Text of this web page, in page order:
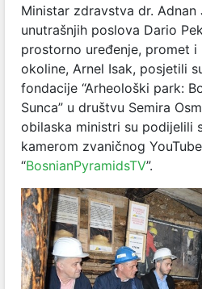
Ministar zdravstva dr. Adnan
unutrašnjih poslova Dario
prostorno uređenje, promet
okoline, Arnel Isak, posjetili
fondacije “Arheološki park:
Sunca” u društvu Semira
obilaska ministri su podijelili
kamerom zvaničnog
“BosnianPyramidsTV”.